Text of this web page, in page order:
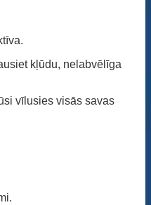
kļūdu, nelabvēlīga
vīlusies visās savas